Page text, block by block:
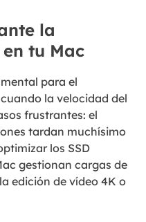
la
tu Mac
para el
la velocidad del
frustrantes: el
tardan muchísimo
los SSD
gestionan cargas de
edición de vídeo 4K o